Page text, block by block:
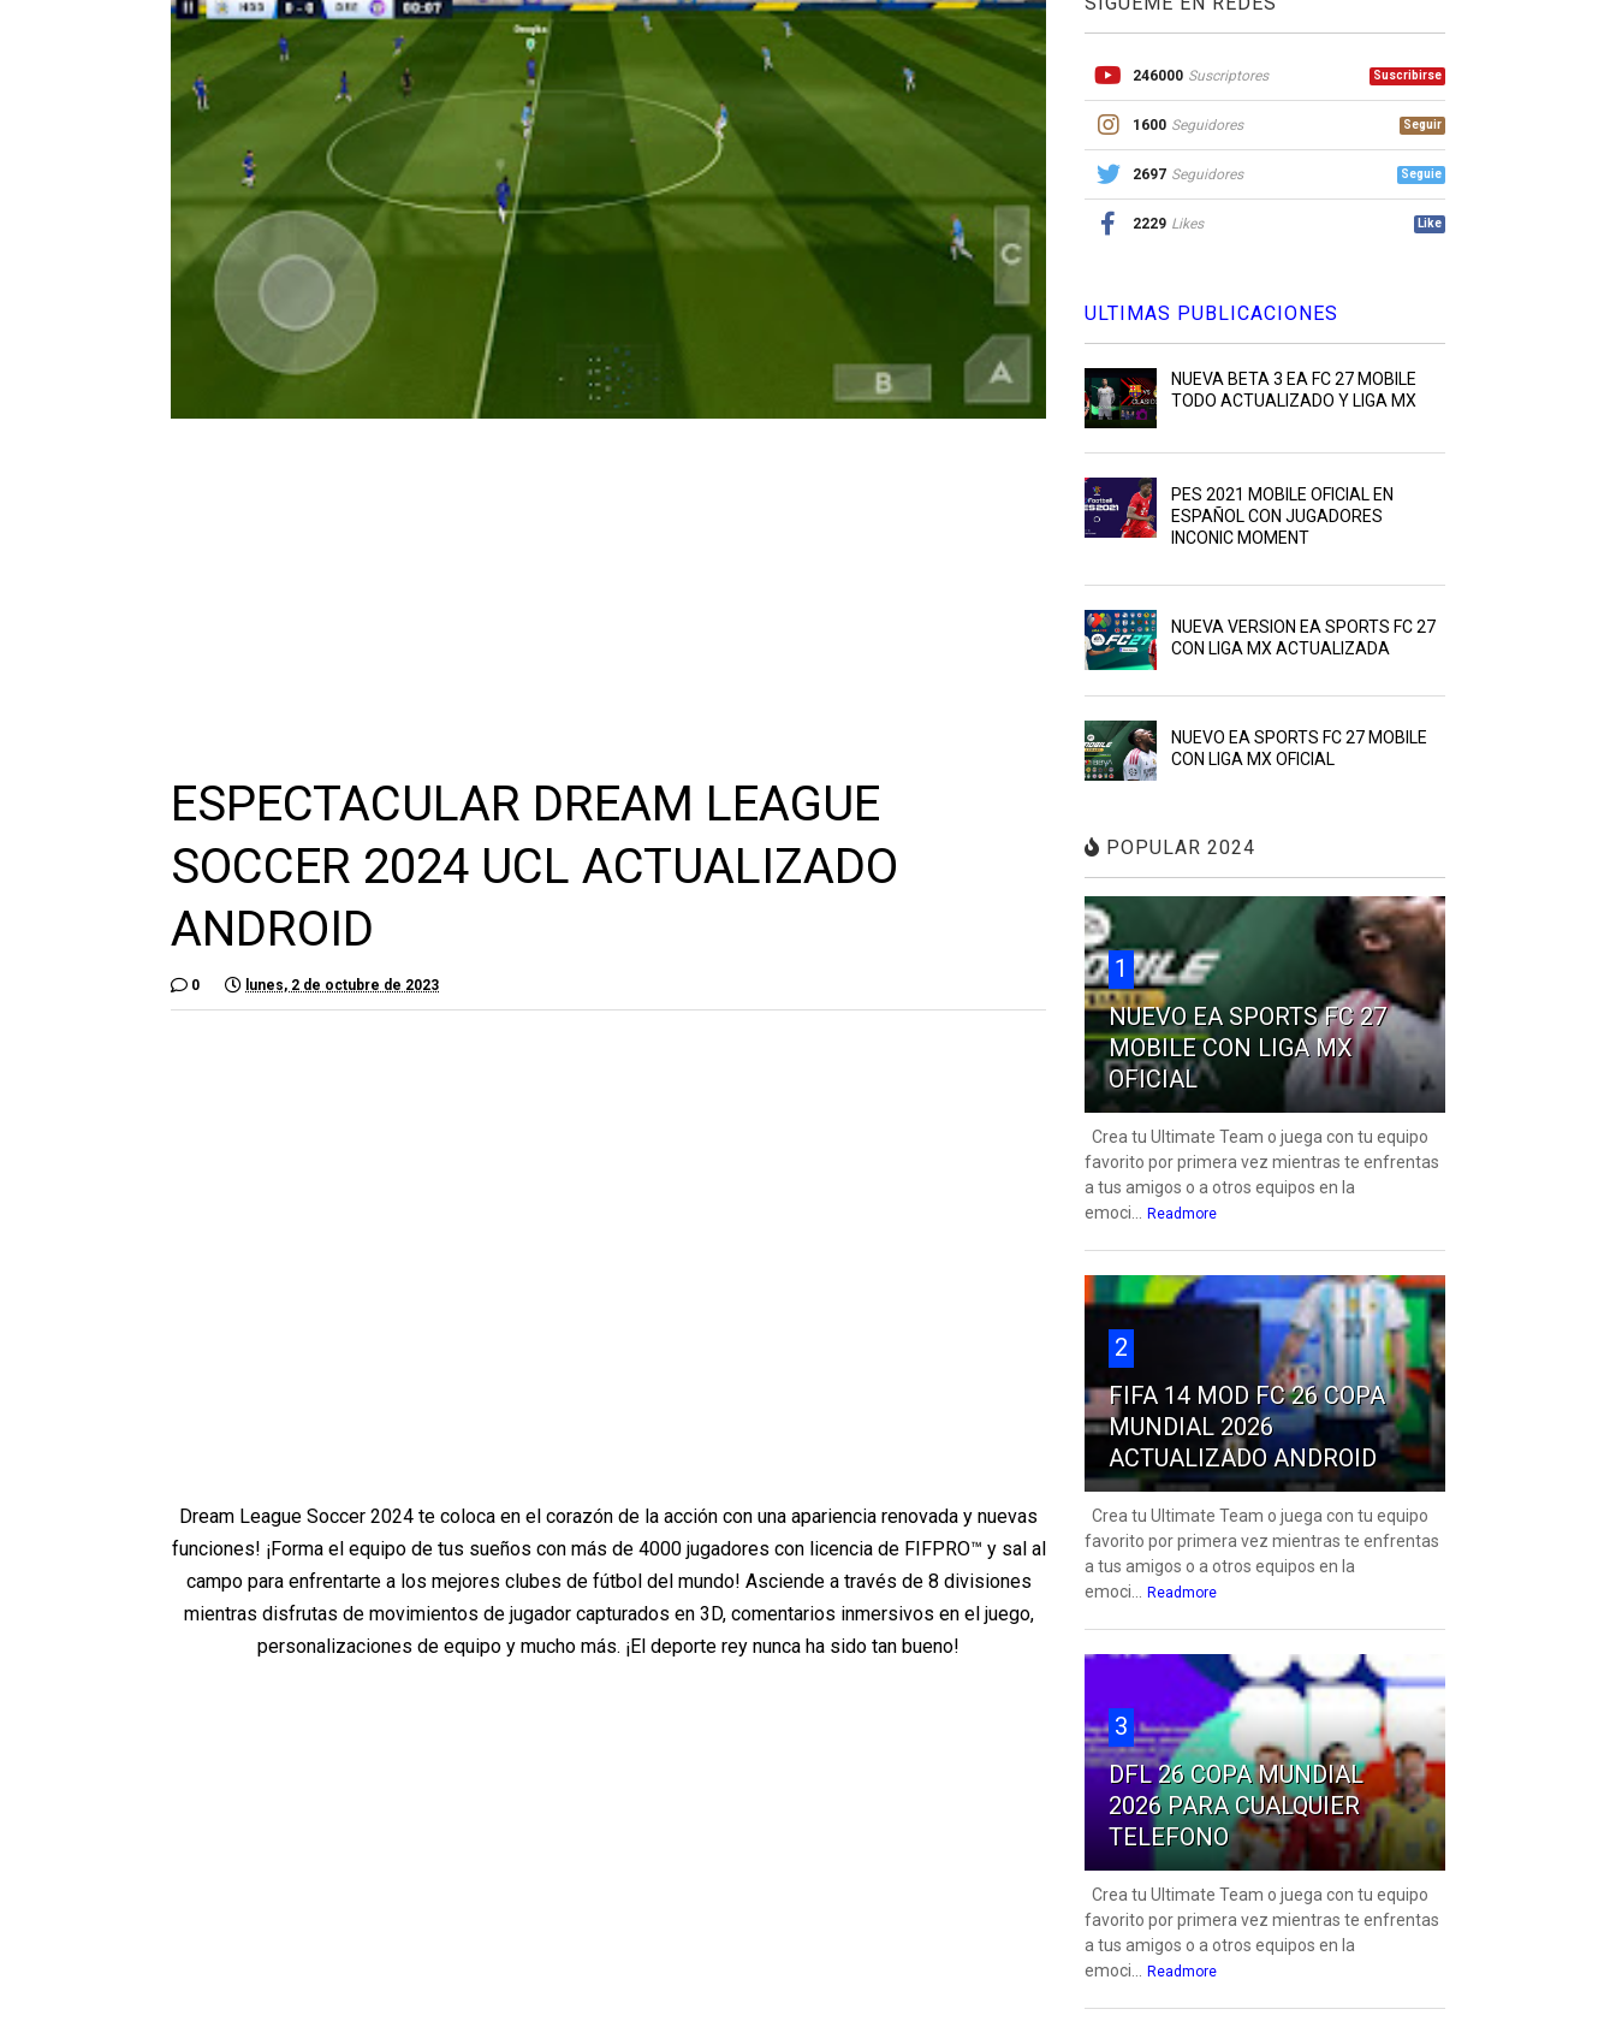
ESPECTACULAR DREAM LEAGUE
SOCCER 2024 UCL ACTUALIZADO
ANDROID
0 lunes, 2 de octubre de 2023
Dream League Soccer 2024 te coloca en el corazón de la acción con una apariencia renovada y nuevas
funciones! ¡Forma el equipo de tus sueños con más de 4000 jugadores con licencia de FIFPRO™ y sal al
campo para enfrentarte a los mejores clubes de fútbol del mundo! Asciende a través de 8 divisiones
mientras disfrutas de movimientos de jugador capturados en 3D, comentarios inmersivos en el juego,
personalizaciones de equipo y mucho más. ¡El deporte rey nunca ha sido tan bueno!
246000 Suscriptores Suscribirse
1600 Seguidores Seguir
2697 Seguidores Seguie
2229 Likes Like
ULTIMAS PUBLICACIONES
NUEVA BETA 3 EA FC 27 MOBILE
TODO ACTUALIZADO Y LIGA MX
PES 2021 MOBILE OFICIAL EN
ESPAÑOL CON JUGADORES
INCONIC MOMENT
NUEVA VERSION EA SPORTS FC 27
CON LIGA MX ACTUALIZADA
NUEVO EA SPORTS FC 27 MOBILE
CON LIGA MX OFICIAL
POPULAR 2024
1
NUEVO EA SPORTS FC 27
MOBILE CON LIGA MX
OFICIAL
Crea tu Ultimate Team o juega con tu equipo
favorito por primera vez mientras te enfrentas
a tus amigos o a otros equipos en la
emoci...
Readmore
2
FIFA 14 MOD FC 26 COPA
MUNDIAL 2026
ACTUALIZADO ANDROID
Crea tu Ultimate Team o juega con tu equipo
favorito por primera vez mientras te enfrentas
a tus amigos o a otros equipos en la
emoci...
Readmore
3
DFL 26 COPA MUNDIAL
2026 PARA CUALQUIER
TELEFONO
Crea tu Ultimate Team o juega con tu equipo
favorito por primera vez mientras te enfrentas
a tus amigos o a otros equipos en la
emoci...
Readmore